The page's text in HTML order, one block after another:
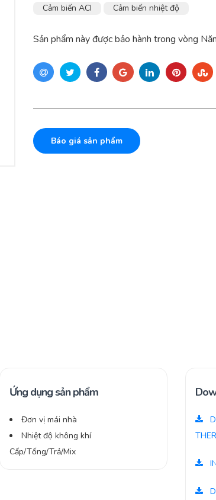
Cảm biến ACI Cảm biến nhiệt độ
Sản phẩm này được bảo hành trong vòng
Báo giá sản phẩm
Ứng dụng sản phẩm
Đơn vị mái nhà
Nhiệt độ không khí
Cấp/Tống/Trả/Mix